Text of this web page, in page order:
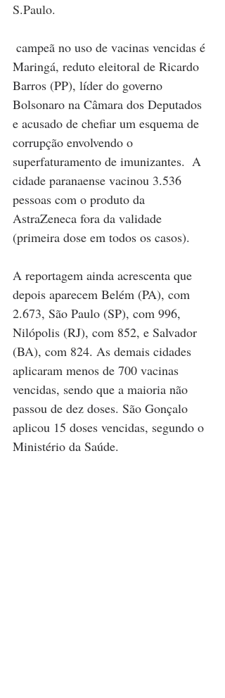
S.Paulo.
Maringá, reduto eleitoral de Ricardo
Barros (PP), líder do governo
Bolsonaro na Câmara dos Deputados
e acusado de chefiar um esquema de
corrupção envolvendo o
superfaturamento de imunizantes.  A
cidade paranaense vacinou 3.536
pessoas com o produto da
AstraZeneca fora da validade
(primeira dose em todos os casos).
A reportagem ainda acrescenta que
depois aparecem Belém (PA), com
2.673, São Paulo (SP), com 996,
Nilópolis (RJ), com 852, e Salvador
(BA), com 824. As demais cidades
aplicaram menos de 700 vacinas
vencidas, sendo que a maioria não
passou de dez doses. São Gonçalo
aplicou 15 doses vencidas, segundo o
Ministério da Saúde.